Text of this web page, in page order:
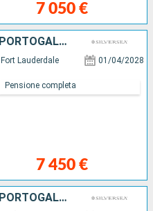
7 050 €
REGNO UNITO, STATI UNITI, PORTOGALLO, MAROCCO
Fort Lauderdale 01/04/2028
7 450 €
Pensione completa
STATI UNITI, REGNO UNITO, PORTOGALLO